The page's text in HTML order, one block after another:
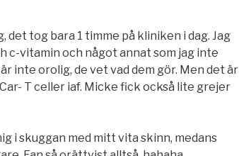
det tog bara 1 timme på kliniken i dag. Jag
c-vitamin och något annat som jag inte
inte orolig, de vet vad dem gör. Men det är
T celler iaf. Micke fick också lite grejer
i skuggan med mitt vita skinn, medans